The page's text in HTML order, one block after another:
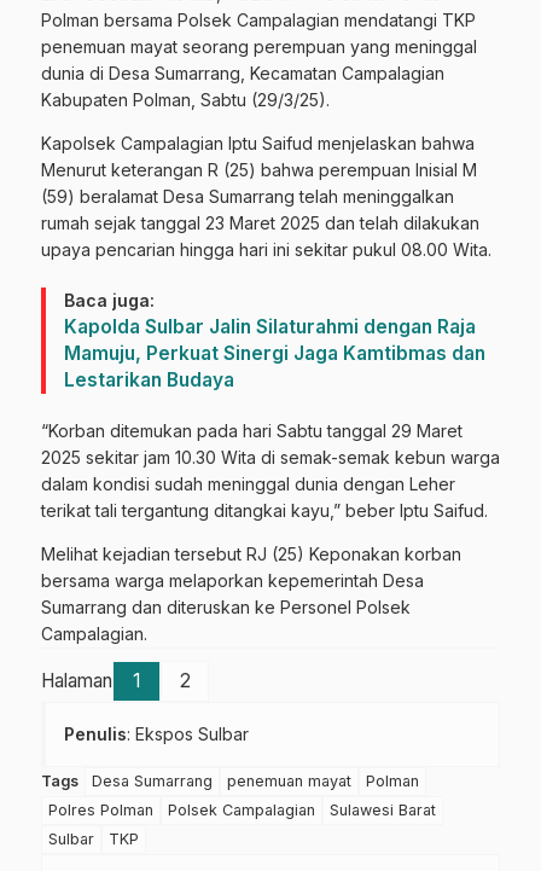
Polman bersama Polsek Campalagian mendatangi TKP
penemuan mayat seorang perempuan yang meninggal
dunia di Desa Sumarrang, Kecamatan Campalagian
Kabupaten Polman, Sabtu (29/3/25).
Kapolsek Campalagian Iptu Saifud menjelaskan bahwa
Menurut keterangan R (25) bahwa perempuan Inisial M
(59) beralamat Desa Sumarrang telah meninggalkan
rumah sejak tanggal 23 Maret 2025 dan telah dilakukan
upaya pencarian hingga hari ini sekitar pukul 08.00 Wita.
Baca juga:
Kapolda Sulbar Jalin Silaturahmi dengan Raja
Mamuju, Perkuat Sinergi Jaga Kamtibmas dan
Lestarikan Budaya
“Korban ditemukan pada hari Sabtu tanggal 29 Maret
2025 sekitar jam 10.30 Wita di semak-semak kebun warga
dalam kondisi sudah meninggal dunia dengan Leher
terikat tali tergantung ditangkai kayu,” beber Iptu Saifud.
Melihat kejadian tersebut RJ (25) Keponakan korban
bersama warga melaporkan kepemerintah Desa
Sumarrang dan diteruskan ke Personel Polsek
Campalagian.
Halaman 1 2
Penulis: Ekspos Sulbar
Tags Desa Sumarrang penemuan mayat
Polman
Polres Polman
Polsek Campalagian
Sulawesi Barat
Sulbar
TKP